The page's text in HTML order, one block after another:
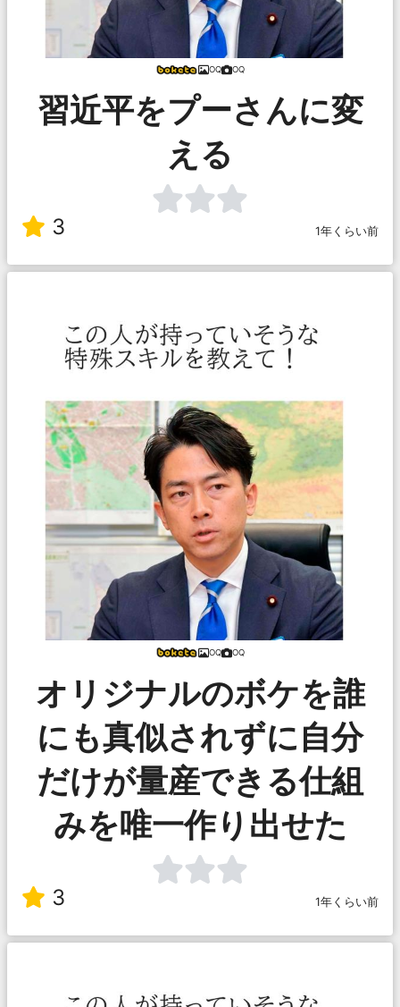
OQ OQ
習近平をプーさんに変
える
3 1年くらい前
OQ OQ
オリジナルのボケを誰
にも真似されずに自分
だけが量産できる仕組
みを唯一作り出せた
3 1年くらい前